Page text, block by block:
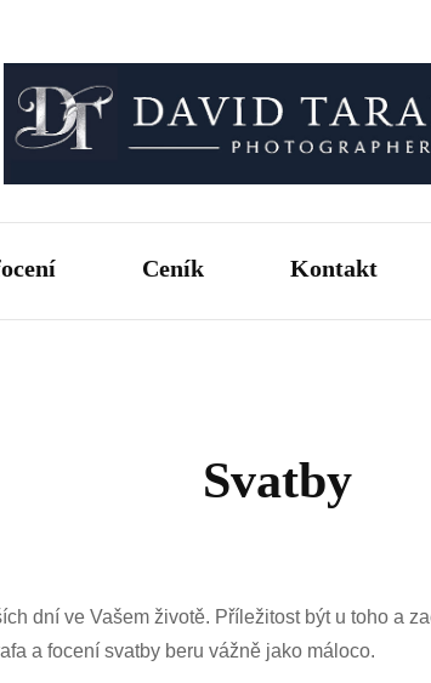
David
Fotograf pro chvíle, na kterých
Ceník Kontakt
Svatby
dní ve Vašem životě. Příležitost být u toho a
a focení svatby beru vážně jako máloco.